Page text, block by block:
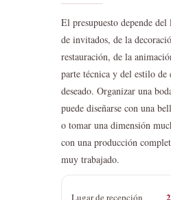
El presupuesto depende
de invitados, de la
restauración, de la
parte técnica y del estilo de
deseado. Organizar una
puede diseñarse con una
o tomar una dimensión
con una producción
muy trabajado.
Lugar de recepción